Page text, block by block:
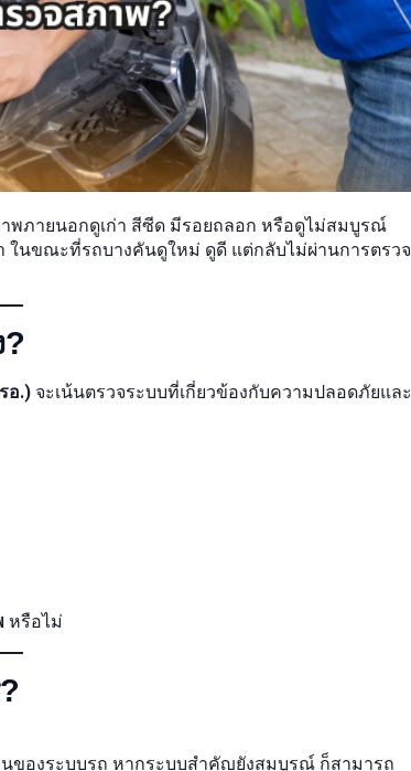
พภายนอกดูเก่า สีซีด มีรอยถลอก หรือดูไม่สมบูรณ์
ในขณะที่รถบางคันดูใหม่ ดูดี แต่กลับไม่ผ่านการตรวจ
อ.)จะเน้นตรวจระบบที่เกี่ยวข้องกับความปลอดภัยและ
หรือไม่
ของระบบรถ หากระบบสำคัญยังสมบูรณ์ ก็สามารถ